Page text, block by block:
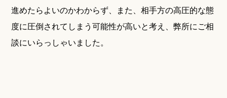
進めたらよいのかわからず、また、相手方の高圧的な態
度に圧倒されてしまう可能性が高いと考え、弊所にご相
談にいらっしゃいました。